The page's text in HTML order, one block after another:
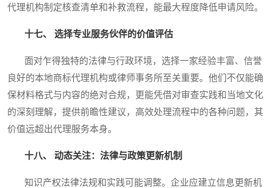
代理机构制定核查清单和补救流程，能最大程度降低申请风险。
十七、 选择专业服务伙伴的价值评估
面对乍得独特的法律与行政环境，选择一家经验丰富、信誉
良好的本地商标代理机构或律师事务所至关重要。他们不仅能确
保材料格式与内容的绝对合规，更能凭借对审查实践和当地文化
的深刻理解，提供前瞻性建议，高效处理流程中的各种问题，其
价值远超出代理服务本身。
十八、 动态关注：法律与政策更新机制
知识产权法律法规和实践可能调整。企业应建立信息更新机